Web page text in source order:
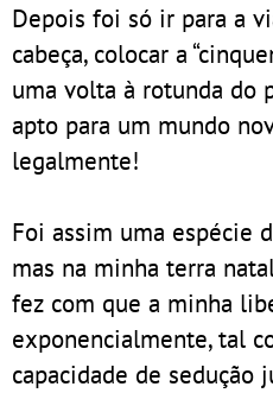
Depois foi só ir para a
cabeça, colocar a
uma volta à rotunda do
apto para um mundo
legalmente!
Foi assim uma espécie
mas na minha terra
fez com que a minha
exponencialmente, tal
capacidade de sedução